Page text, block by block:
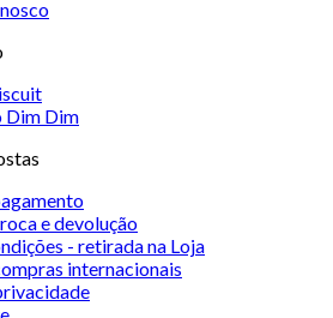
Dim Dim
e devolução
- retirada na Loja
internacionais